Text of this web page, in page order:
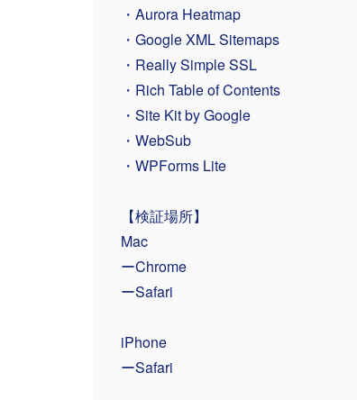
・Aurora Heatmap
・Google XML Sitemaps
・Really Simple SSL
・Rich Table of Contents
・Site Kit by Google
・WebSub
・WPForms Lite
【検証場所】
Mac
ーChrome
ーSafari
iPhone
ーSafari